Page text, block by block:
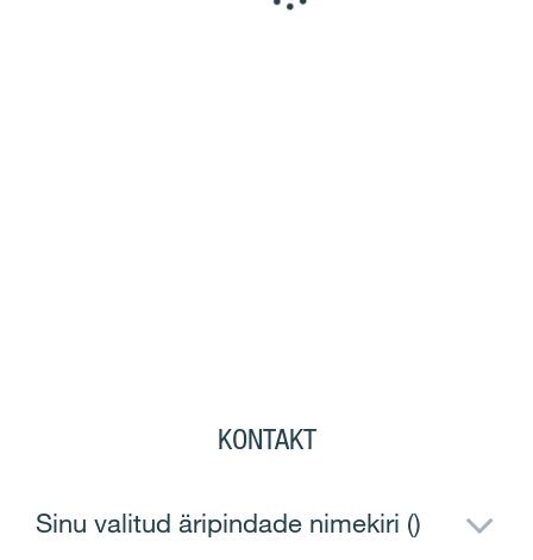
KONTAKT
Sinu valitud äripindade nimekiri ()